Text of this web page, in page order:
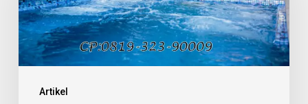
Artikel
pada
Kolam
Renang